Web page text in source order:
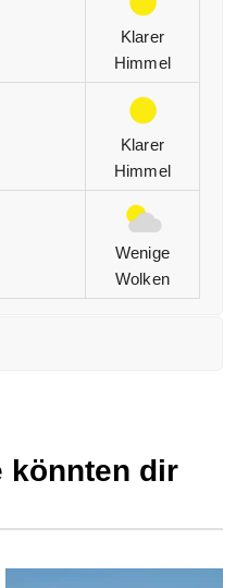
Klarer
Himmel
Klarer
Himmel
Wenige
Wolken
könnten dir